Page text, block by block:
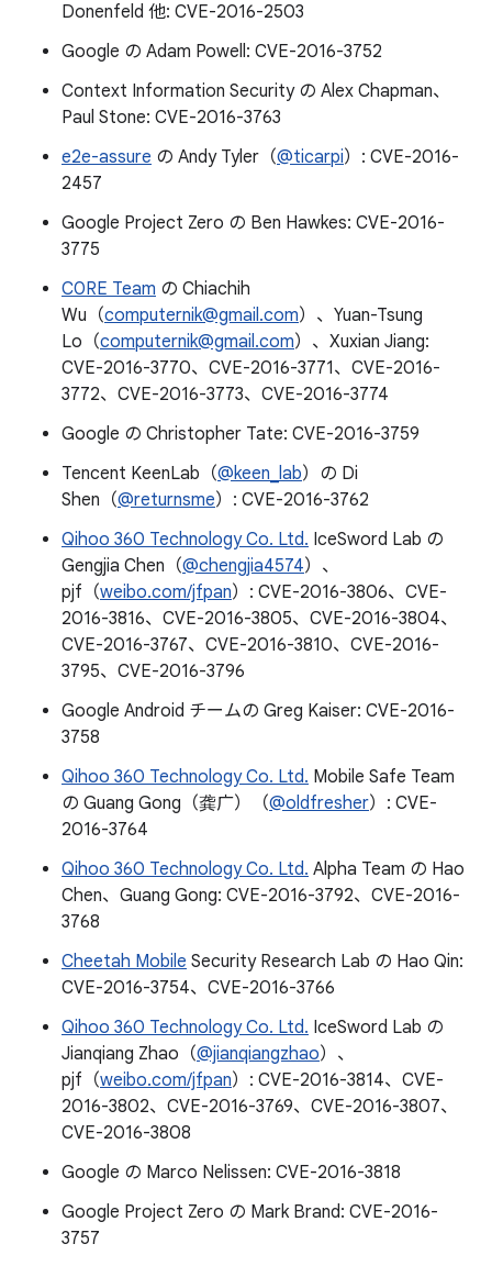
Donenfeld 他: CVE-2016-2503
Google の Adam Powell: CVE-2016-3752
Context Information Security の Alex Chapman、
Paul Stone: CVE-2016-3763
e2e-assure の Andy Tyler（@ticarpi）: CVE-2016-
2457
Google Project Zero の Ben Hawkes: CVE-2016-
3775
C0RE Team の Chiachih
Wu（computernik@gmail.com）、Yuan-Tsung
Lo（computernik@gmail.com）、Xuxian Jiang:
CVE-2016-3770、CVE-2016-3771、CVE-2016-
3772、CVE-2016-3773、CVE-2016-3774
Google の Christopher Tate: CVE-2016-3759
Tencent KeenLab（@keen_lab）の Di
Shen（@returnsme）: CVE-2016-3762
Qihoo 360 Technology Co. Ltd. IceSword Lab の
Gengjia Chen（@chengjia4574）、
pjf（weibo.com/jfpan）: CVE-2016-3806、CVE-
2016-3816、CVE-2016-3805、CVE-2016-3804、
CVE-2016-3767、CVE-2016-3810、CVE-2016-
3795、CVE-2016-3796
Google Android チームの Greg Kaiser: CVE-2016-
3758
Qihoo 360 Technology Co. Ltd. Mobile Safe Team
の Guang Gong（龚广）（@oldfresher）: CVE-
2016-3764
Qihoo 360 Technology Co. Ltd. Alpha Team の Hao
Chen、Guang Gong: CVE-2016-3792、CVE-2016-
3768
Cheetah Mobile Security Research Lab の Hao Qin:
CVE-2016-3754、CVE-2016-3766
Qihoo 360 Technology Co. Ltd. IceSword Lab の
Jianqiang Zhao（@jianqiangzhao）、
pjf（weibo.com/jfpan）: CVE-2016-3814、CVE-
2016-3802、CVE-2016-3769、CVE-2016-3807、
CVE-2016-3808
Google の Marco Nelissen: CVE-2016-3818
Google Project Zero の Mark Brand: CVE-2016-
3757